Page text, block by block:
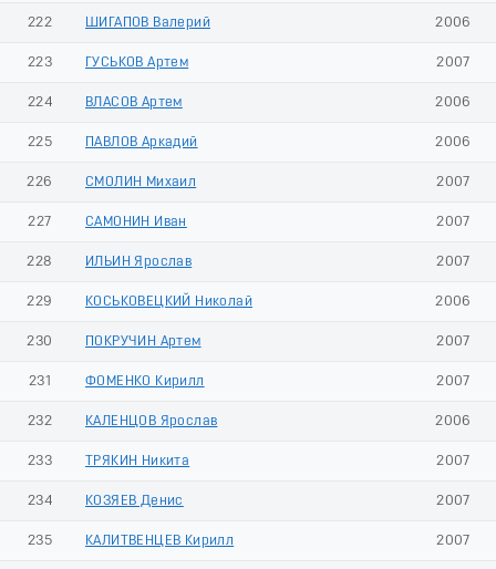
222 ШИГАПОВ Валерий 2006
223 ГУСЬКОВ Артем 2007
224 ВЛАСОВ Артем 2006
225 ПАВЛОВ Аркадий 2006
226 СМОЛИН Михаил 2007
227 САМОНИН Иван 2007
228 ИЛЬИН Ярослав 2007
229 КОСЬКОВЕЦКИЙ Николай 2006
230 ПОКРУЧИН Артем 2007
231 ФОМЕНКО Кирилл 2007
232 КАЛЕНЦОВ Ярослав 2006
233 ТРЯКИН Никита 2007
234 КОЗЯЕВ Денис 2007
235 КАЛИТВЕНЦЕВ Кирилл 2007